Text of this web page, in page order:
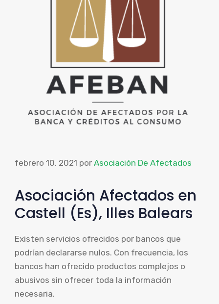
febrero 10, 2021 por Asociación De Afectados
Asociación Afectados en
Castell (Es), Illes Balears
Existen servicios ofrecidos por bancos que
podrían declararse nulos. Con frecuencia, los
bancos han ofrecido productos complejos o
abusivos sin ofrecer toda la información
necesaria.